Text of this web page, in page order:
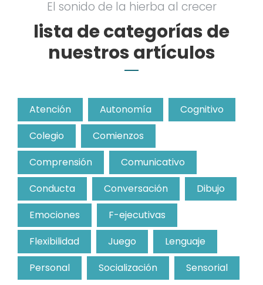
El sonido de la hierba al crecer
lista de categorías de
nuestros artículos
Atención Autonomía
Cognitivo
Colegio
Comienzos
Comprensión
Comunicativo
Conducta
Conversación
Dibujo
Emociones
F-ejecutivas
Flexibilidad
Juego
Lenguaje
Personal
Socialización Sensorial